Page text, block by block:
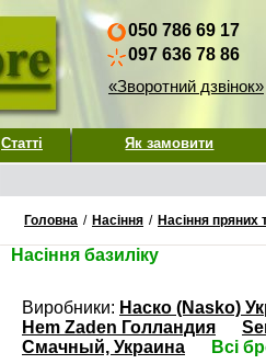
050 786 69 17
097 636 78 86
«Зворотний дзвінок»
Статті Як замовити
Головна / Насіння / Насіння пряних
Насіння базиліку
Виробники: Наско (Nasko)
Hem Zaden Голландия
Смачный, Украина
Всі